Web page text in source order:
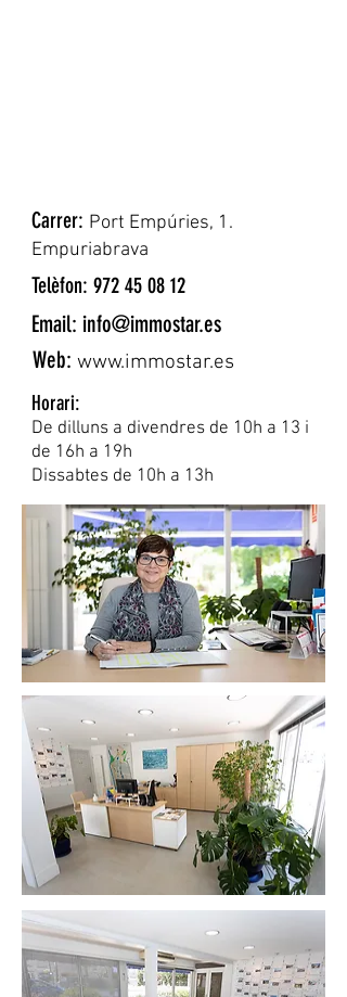
Carrer: Port Empúries, 1.
Empuriabrava
Telèfon: 972 45 08 12
Email: info@immostar.es
Web: www.immostar.es
Horari:
De dilluns a divendres de 10h a 13 i
de 16h a 19h
Dissabtes de 10h a 13h